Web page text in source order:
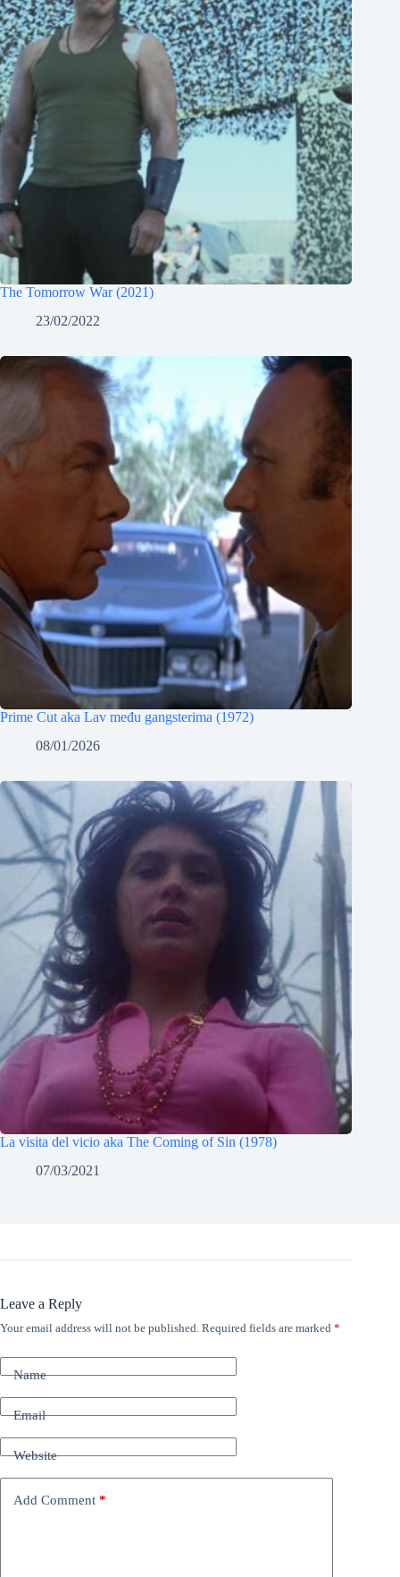
The Tomorrow War (2021)
23/02/2022
Prime Cut aka Lav među gangsterima (1972)
08/01/2026
La visita del vicio aka The Coming of Sin (1978)
07/03/2021
Leave a Reply
Your email address will not be published. Required fields are marked *
Name
Email
Website
Add Comment *